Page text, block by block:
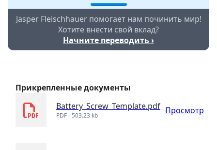
Jasper Fleischhauer помогает нам починить мир!
Хотите внести свой вклад?
Начните переводить ›
Прикрепленные документы
Battery_Screw_Template.pdf
PDF - 503.23 kb Просмотр